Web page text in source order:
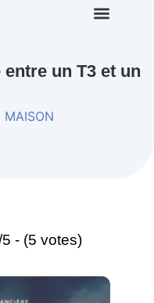
un T3 et un
MAISON
- (5 votes)